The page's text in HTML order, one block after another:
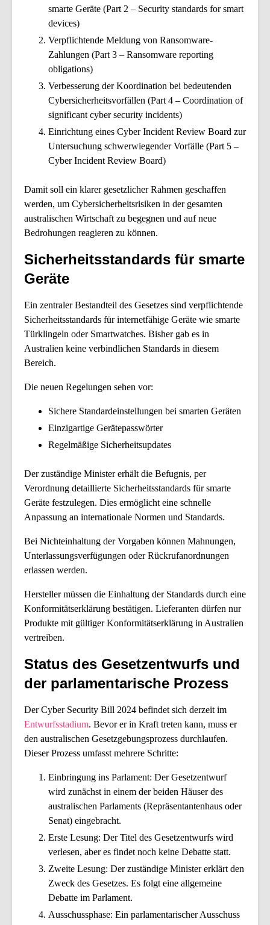
smarte Geräte (Part 2 – Security standards for smart
devices)
Verpflichtende Meldung von Ransomware-
Zahlungen (Part 3 – Ransomware reporting
obligations)
Verbesserung der Koordination bei bedeutenden
Cybersicherheitsvorfällen (Part 4 – Coordination of
significant cyber security incidents)
Einrichtung eines Cyber Incident Review Board zur
Untersuchung schwerwiegender Vorfälle (Part 5 –
Cyber Incident Review Board)
Damit soll ein klarer gesetzlicher Rahmen geschaffen
werden, um Cybersicherheitsrisiken in der gesamten
australischen Wirtschaft zu begegnen und auf neue
Bedrohungen reagieren zu können.
Sicherheitsstandards für smarte
Geräte
Ein zentraler Bestandteil des Gesetzes sind verpflichtende
Sicherheitsstandards für internetfähige Geräte wie smarte
Türklingeln oder Smartwatches. Bisher gab es in
Australien keine verbindlichen Standards in diesem
Bereich.
Die neuen Regelungen sehen vor:
Sichere Standardeinstellungen bei smarten Geräten
Einzigartige Gerätepasswörter
Regelmäßige Sicherheitsupdates
Der zuständige Minister erhält die Befugnis, per
Verordnung detaillierte Sicherheitsstandards für smarte
Geräte festzulegen. Dies ermöglicht eine schnelle
Anpassung an internationale Normen und Standards.
Bei Nichteinhaltung der Vorgaben können Mahnungen,
Unterlassungsverfügungen oder Rückrufanordnungen
erlassen werden.
Hersteller müssen die Einhaltung der Standards durch eine
Konformitätserklärung bestätigen. Lieferanten dürfen nur
Produkte mit gültiger Konformitätserklärung in Australien
vertreiben.
Status des Gesetzentwurfs und
der parlamentarische Prozess
Der Cyber Security Bill 2024 befindet sich derzeit im
Entwurfsstadium. Bevor er in Kraft treten kann, muss er
den australischen Gesetzgebungsprozess durchlaufen.
Dieser Prozess umfasst mehrere Schritte:
Einbringung ins Parlament: Der Gesetzentwurf
wird zunächst in einem der beiden Häuser des
australischen Parlaments (Repräsentantenhaus oder
Senat) eingebracht.
Erste Lesung: Der Titel des Gesetzentwurfs wird
verlesen, aber es findet noch keine Debatte statt.
Zweite Lesung: Der zuständige Minister erklärt den
Zweck des Gesetzes. Es folgt eine allgemeine
Debatte im Parlament.
Ausschussphase: Ein parlamentarischer Ausschuss